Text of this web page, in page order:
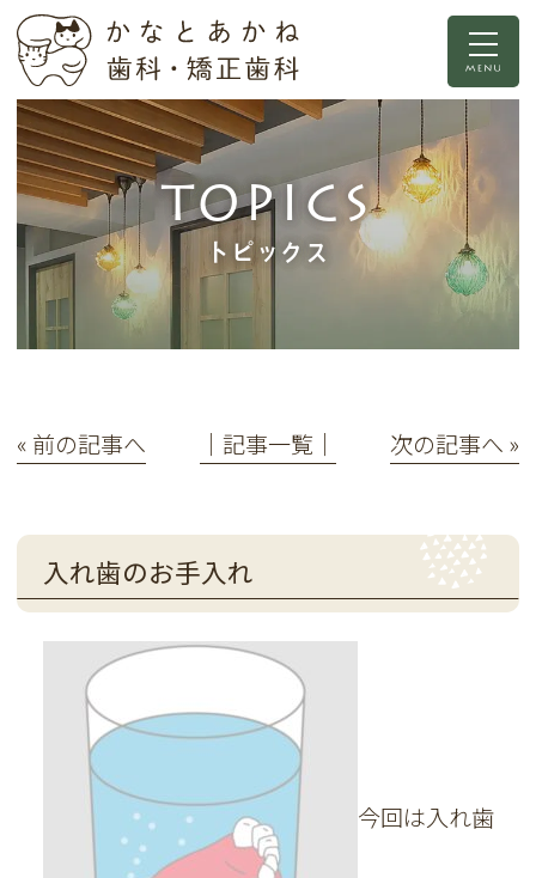
トピックス
TOPICS
« 前の記事へ │記事一覧│ 次の記事へ »
入れ歯のお手入れ
今回は入れ歯